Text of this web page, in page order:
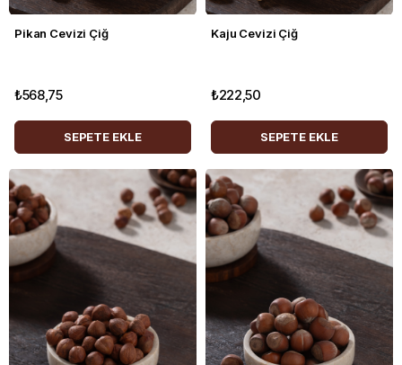
Pikan Cevizi Çiğ
₺568,75
SEPETE EKLE
Kaju Cevizi Çiğ
₺222,50
SEPETE EKLE